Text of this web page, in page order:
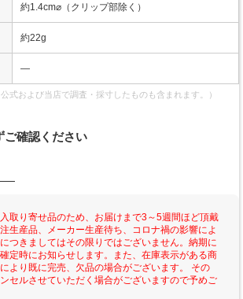
約1.4cm⌀（クリップ部除く）
約22g
―
式および当店で調査・採寸したものも含まれます。）
ご確認ください
取り寄せ品のため、お届けまで3～5週間ほど頂戴
生産品、メーカー生産待ち、コロナ禍の影響によ
つきましてはその限りではございません。納期に
定時にお知らせします。また、在庫表示がある商
より既に完売、欠品の場合がございます。 その
セルさせていただく場合がございますので予めご